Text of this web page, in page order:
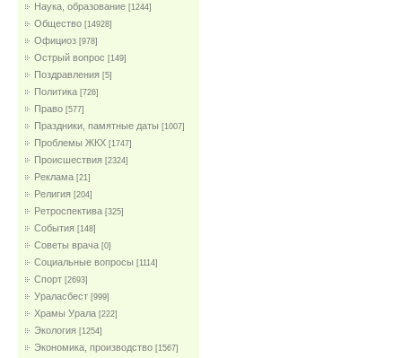
Наука, образование [1244]
Общество [14928]
Официоз [978]
Острый вопрос [149]
Поздравления [5]
Политика [726]
Право [577]
Праздники, памятные даты [1007]
Проблемы ЖКХ [1747]
Проиcшествия [2324]
Реклама [21]
Религия [204]
Ретроспектива [325]
События [148]
Советы врача [0]
Социальные вопросы [1114]
Спорт [2693]
Ураласбест [999]
Храмы Урала [222]
Экология [1254]
Экономика, производство [1567]